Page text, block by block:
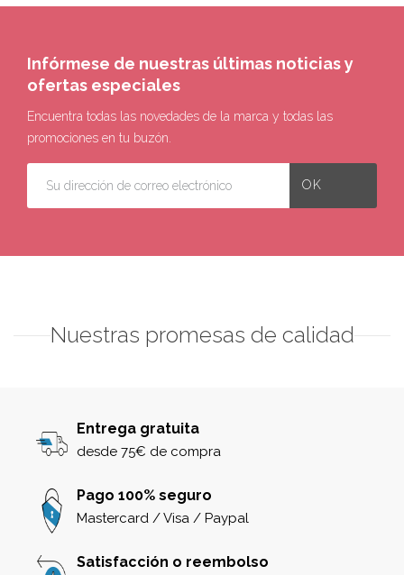
Infórmese de nuestras últimas noticias y
ofertas especiales
Encuentra todas las novedades de la marca y todas las
promociones en tu buzón.
Nuestras promesas de calidad
Entrega gratuita
desde 75€ de compra
Pago 100% seguro
Mastercard / Visa / Paypal
Satisfacción o reembolso